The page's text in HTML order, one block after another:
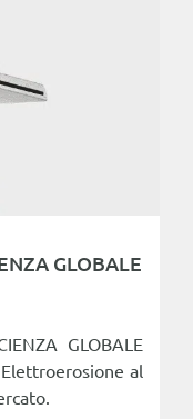
GLOBALE
GLOBALE
al